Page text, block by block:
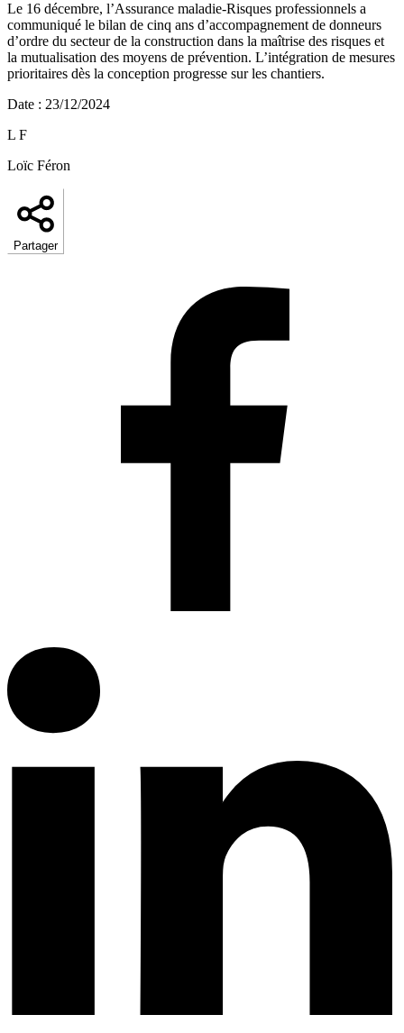
Le 16 décembre, l’Assurance maladie-Risques professionnels a
communiqué le bilan de cinq ans d’accompagnement de donneurs
d’ordre du secteur de la construction dans la maîtrise des risques et
la mutualisation des moyens de prévention. L’intégration de mesures
prioritaires dès la conception progresse sur les chantiers.
Date : 23/12/2024
L F
Loïc Féron
Partager